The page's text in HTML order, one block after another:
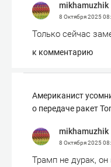
mikhamuzhik
8 Октября 2025
Только сейчас
к комментарию
Американист
о передаче ракет
mikhamuzhik
8 Октября 2025
Трамп не дурак,